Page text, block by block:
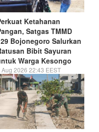
Ketahanan
Satgas TMMD
Bojonegoro Salurkan
Bibit Sayuran
Warga Kesongo
Aug 2026 22:43 EEST